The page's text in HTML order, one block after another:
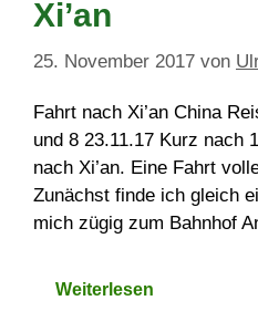
Xi’an
25. November 2017 von
Fahrt nach Xi’an China
und 8 23.11.17 Kurz nach
nach Xi’an. Eine Fahrt
Zunächst finde ich gleich
mich zügig zum Bahnhof
Weiterlesen